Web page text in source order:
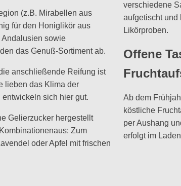
(z.B. Mirabellen aus
für den Honiglikör aus
Andalusien sowie
das Genuß-Sortiment ab.
anschließende Reifung ist
lieben das Klima der
sich hier gut.
Gelierzucker hergestellt
Zum
oder Apfel mit frischen
verschiedene
aufgetischt und
Likörproben.
Offene
Ab dem
köstliche
per Aushang
erfolgt im